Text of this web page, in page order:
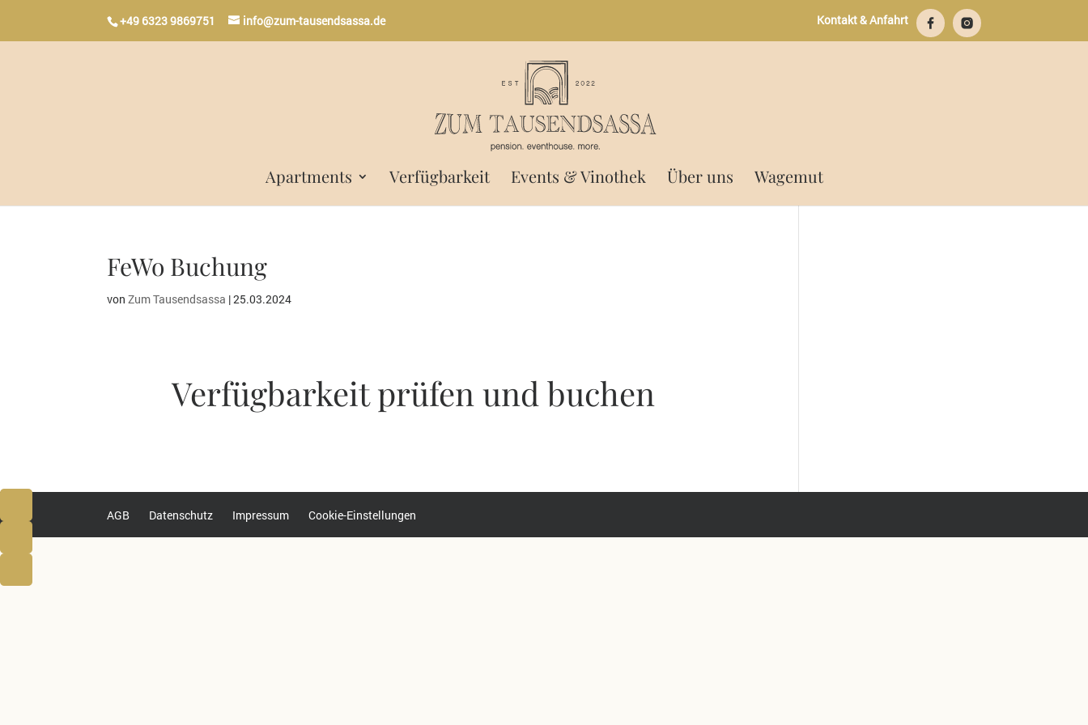
+49 6323 9869751 info@zum-tausendsassa.de Kontakt & Anfahrt
Apartments Verfügbarkeit Events & Vinothek Über uns Wagemut
FeWo Buchung
von Zum Tausendsassa |25.03.2024
Verfügbarkeit prüfen und buchen
AGB Datenschutz Impressum Cookie-Einstellungen